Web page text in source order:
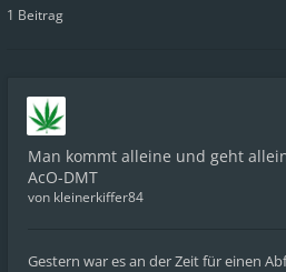
1 Beitrag
Man kommt alleine und geht
AcO-DMT
von kleinerkiffer84
Gestern war es an der Zeit für einen